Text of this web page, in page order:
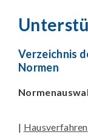
Verzeichnis
Normen
| Hausverfahren